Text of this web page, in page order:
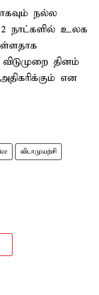
நல்ல
நாட்களில் உலக
தினம்
என
விடாமுயற்சி